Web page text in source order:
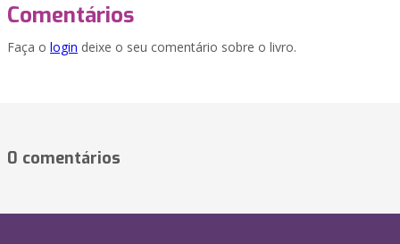
Comentários
Faça o login deixe o seu comentário sobre o livro.
0 comentários